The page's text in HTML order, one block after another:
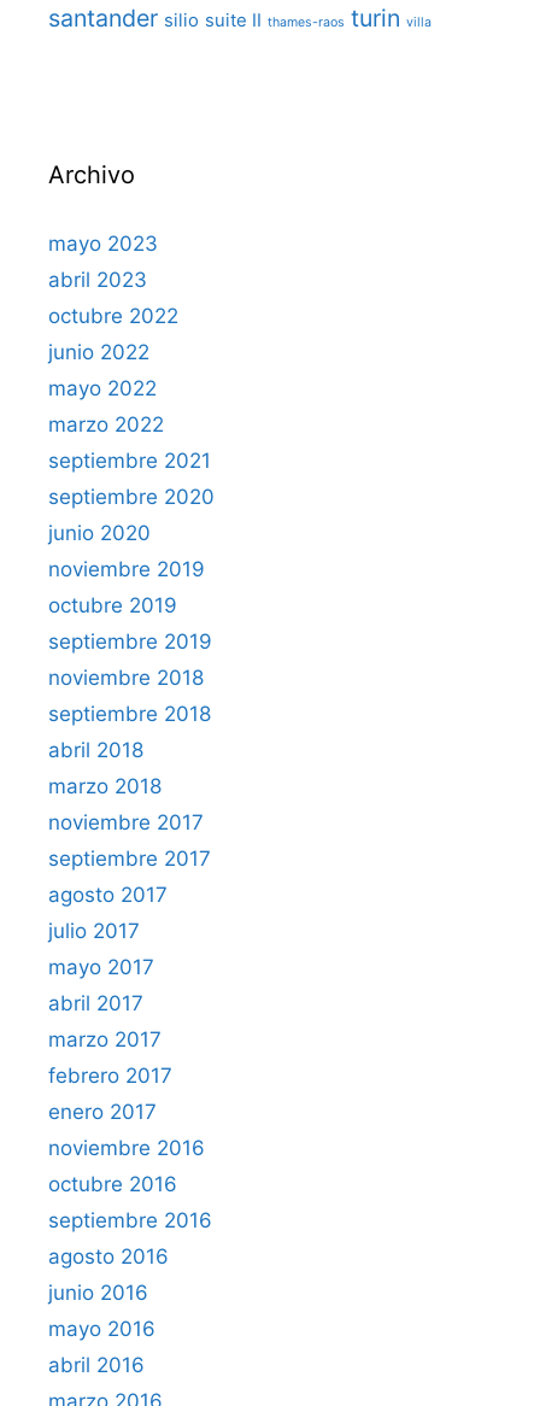
santander silio suite II thames-raos turin villa
Archivo
mayo 2023
abril 2023
octubre 2022
junio 2022
mayo 2022
marzo 2022
septiembre 2021
septiembre 2020
junio 2020
noviembre 2019
octubre 2019
septiembre 2019
noviembre 2018
septiembre 2018
abril 2018
marzo 2018
noviembre 2017
septiembre 2017
agosto 2017
julio 2017
mayo 2017
abril 2017
marzo 2017
febrero 2017
enero 2017
noviembre 2016
octubre 2016
septiembre 2016
agosto 2016
junio 2016
mayo 2016
abril 2016